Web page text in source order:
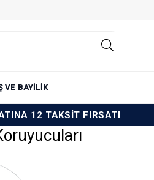
VE BAYİLİK
12 TAKSİT FIRSATI